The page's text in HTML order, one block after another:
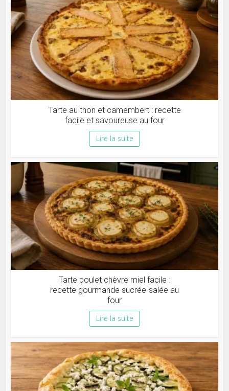
Tarte au thon et camembert : recette
facile et savoureuse au four
Lire la suite
Tarte poulet chèvre miel facile :
recette gourmande sucrée-salée au
four
Lire la suite